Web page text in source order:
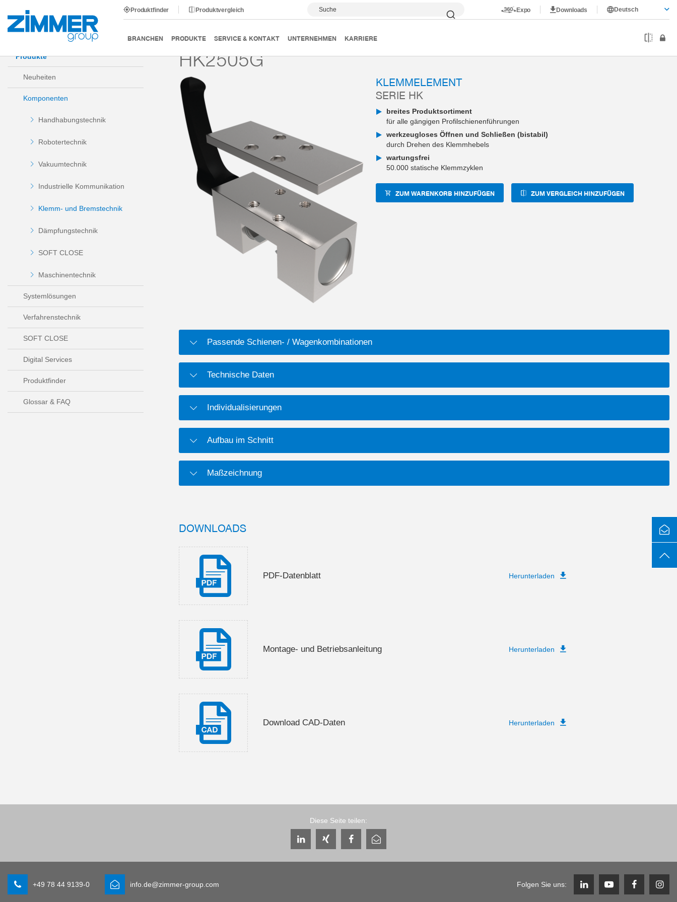
Produktfinder Produktvergleich Suche Expo Downloads Deutsch
BRANCHEN PRODUKTE SERVICE & KONTAKT UNTERNEHMEN KARRIERE
Start Produkte Komponenten Klemm- und Bremstechnik Klemm- und Bremselemente Serie HK HK2505G
Produkte
Neuheiten
Komponenten
Handhabungstechnik
Robotertechnik
Vakuumtechnik
Industrielle Kommunikation
Klemm- und Bremstechnik
Dämpfungstechnik
SOFT CLOSE
Maschinentechnik
Systemlösungen
Verfahrenstechnik
SOFT CLOSE
Digital Services
Produktfinder
Glossar & FAQ
HK2505G
KLEMMELEMENT
SERIE HK
breites Produktsortiment
für alle gängigen Profilschienenführungen
werkzeugloses Öffnen und Schließen (bistabil)
durch Drehen des Klemmhebels
wartungsfrei
50.000 statische Klemmzyklen
ZUM WARENKORB HINZUFÜGEN ZUM VERGLEICH HINZUFÜGEN
Passende Schienen- / Wagenkombinationen
Technische Daten
Individualisierungen
Aufbau im Schnitt
Maßzeichnung
DOWNLOADS
PDF-Datenblatt Herunterladen
Montage- und Betriebsanleitung Herunterladen
Download CAD-Daten Herunterladen
Diese Seite teilen:
+49 78 44 9139-0 info.de@zimmer-group.com Folgen Sie uns: